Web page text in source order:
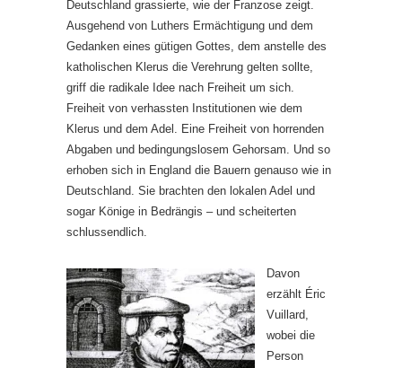
Deutschland grassierte, wie der Franzose zeigt.
Ausgehend von Luthers Ermächtigung und dem
Gedanken eines gütigen Gottes, dem anstelle des
katholischen Klerus die Verehrung gelten sollte,
griff die radikale Idee nach Freiheit um sich.
Freiheit von verhassten Institutionen wie dem
Klerus und dem Adel. Eine Freiheit von horrenden
Abgaben und bedingungslosem Gehorsam. Und so
erhoben sich in England die Bauern genauso wie in
Deutschland. Sie brachten den lokalen Adel und
sogar Könige in Bedrängis – und scheiterten
schlussendlich.
Davon
erzählt Éric
Vuillard,
wobei die
Person